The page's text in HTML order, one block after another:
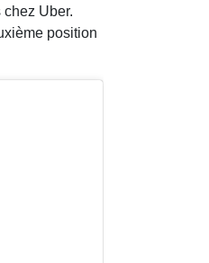
Uber.
position